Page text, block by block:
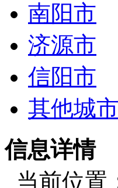
南阳市
济源市
信阳市
其他城市
信息详情
当前位置